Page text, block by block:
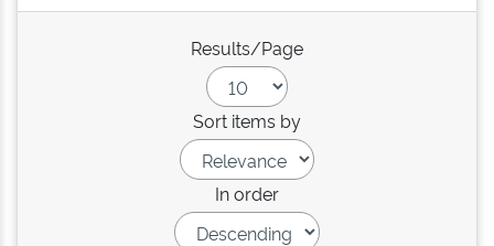
Results/Page
Sort items by
In order